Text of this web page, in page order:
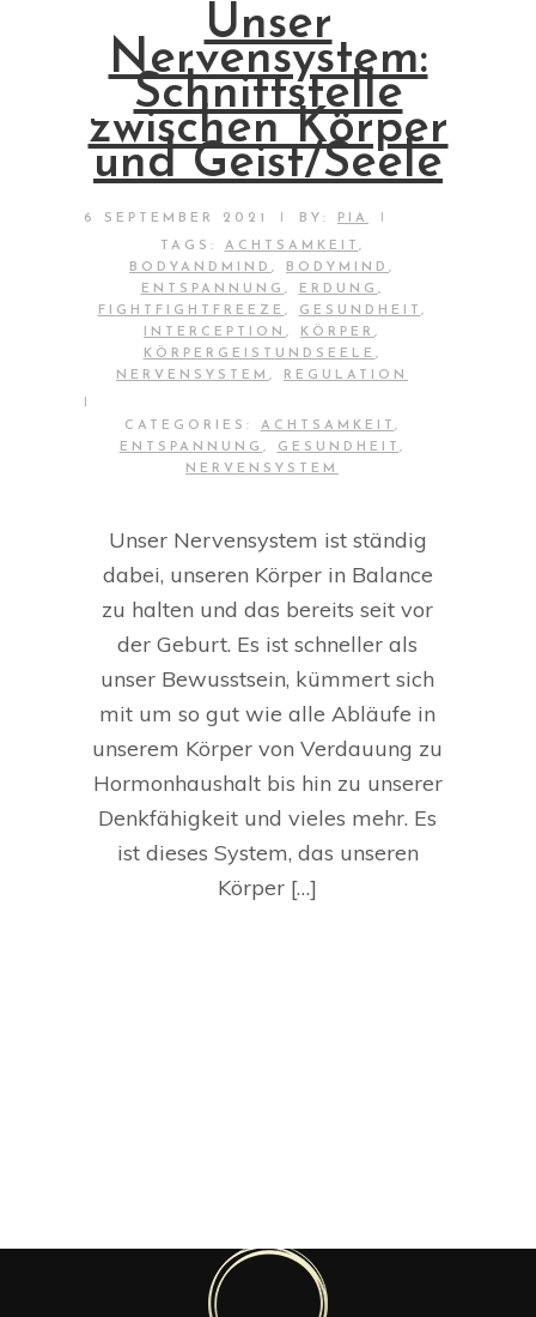
Unser
Nervensystem:
Schnittstelle
zwischen Körper
und Geist/Seele
6 SEPTEMBER 2021 BY: PIA
TAGS: ACHTSAMKEIT ,
BODYANDMIND , BODYMIND ,
ENTSPANNUNG , ERDUNG ,
FIGHTFIGHTFREEZE , GESUNDHEIT ,
INTERCEPTION , KÖRPER ,
KÖRPERGEISTUNDSEELE ,
NERVENSYSTEM , REGULATION
CATEGORIES: ACHTSAMKEIT ,
ENTSPANNUNG , GESUNDHEIT ,
NERVENSYSTEM
Unser Nervensystem ist ständig
dabei, unseren Körper in Balance
zu halten und das bereits seit vor
der Geburt. Es ist schneller als
unser Bewusstsein, kümmert sich
mit um so gut wie alle Abläufe in
unserem Körper von Verdauung zu
Hormonhaushalt bis hin zu unserer
Denkfähigkeit und vieles mehr. Es
ist dieses System, das unseren
Körper […]